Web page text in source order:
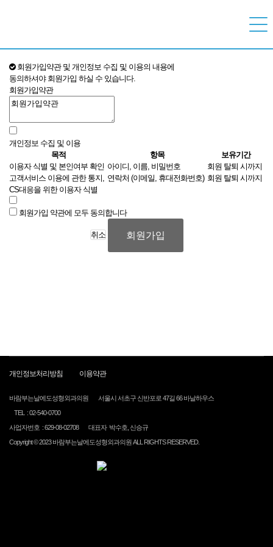
회원가입약관 및 개인정보 수집 및 이용의 내용에
동의하셔야 회원가입 하실 수 있습니다.
회원가입약관
개인정보 수집 및 이용
목적
항목
보유기간
이용자 식별 및 본인여부 확인 아이디, 이름, 비밀번호
회원 탈퇴 시까지
고객서비스 이용에 관한 통지,
CS대응을 위한 이용자 식별
연락처 (이메일, 휴대전화번호) 회원 탈퇴 시까지
회원가입 약관에 모두 동의합니다
취소 회원가입
개인정보처리방침 이용약관
바람부는날에도성형외과의원
서울시 서초구 신반포로 47길 66 바날하우스
TEL : 02-540-0700
사업자번호 : 629-08-02708
대표자 박수호, 신승규
Copyright © 2023 바람부는날에도성형외과의원 ALL RIGHTS RESERVED.